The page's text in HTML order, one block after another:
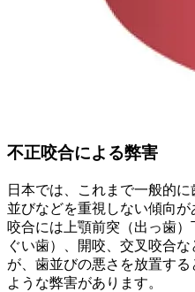
不正咬合による弊害
日本では、これまで一般的
並びなどを重視しない傾向
咬合には上顎前突（出っ歯
ぐい歯）、開咬、交叉咬合
が、歯並びの悪さを放置す
ような弊害があります。